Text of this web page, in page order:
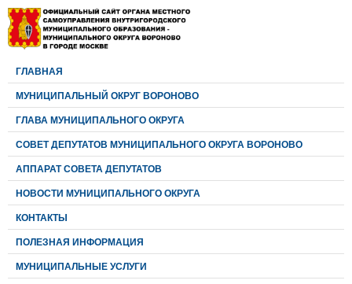
ГЛАВНАЯ
МУНИЦИПАЛЬНЫЙ ОКРУГ ВОРОНОВО
ГЛАВА МУНИЦИПАЛЬНОГО ОКРУГА
CОВЕТ ДЕПУТАТОВ МУНИЦИПАЛЬНОГО ОКРУГА ВОРОНОВО
АППАРАТ СОВЕТА ДЕПУТАТОВ
НОВОСТИ МУНИЦИПАЛЬНОГО ОКРУГА
КОНТАКТЫ
ПОЛЕЗНАЯ ИНФОРМАЦИЯ
МУНИЦИПАЛЬНЫЕ УСЛУГИ